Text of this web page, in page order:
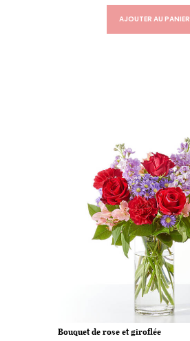
AJOUTER AU PANIER
Bouquet de rose et giroflée